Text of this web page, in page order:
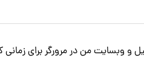
و وبسایت من در مرورگر برای